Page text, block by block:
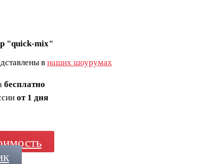
"quick-mix"
в наших шоурумах
бесплатно
от 1 дня